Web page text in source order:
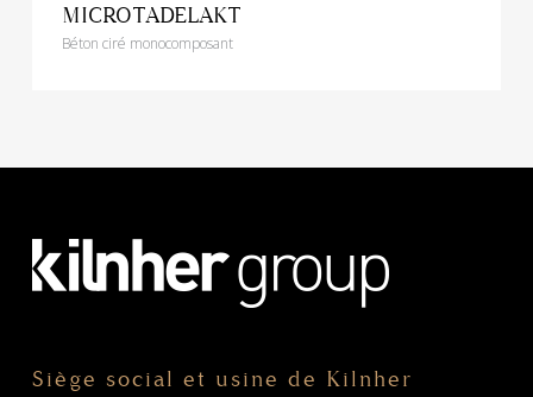
MICROTADELAKT
Béton ciré monocomposant
Siège social et usine de Kilnher